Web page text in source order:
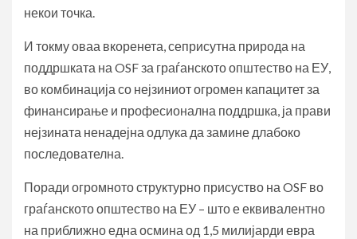
некои точка.
И токму оваа вкоренета, сеприсутна природа на
поддршката на OSF за граѓанското општество на ЕУ,
во комбинација со нејзиниот огромен капацитет за
финансирање и професионална поддршка, ја прави
нејзината ненадејна одлука да замине длабоко
последователна.
Поради огромното структурно присуство на OSF во
граѓанското општество на ЕУ – што е еквивалентно
на приближно една осмина од 1,5 милијарди евра